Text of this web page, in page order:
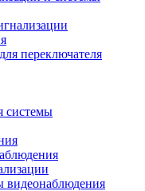
переключателя
системы
видеонаблюдения